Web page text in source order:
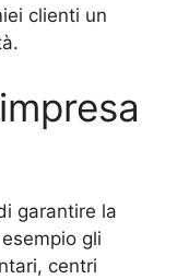
clienti un
garantire la
gli
centri